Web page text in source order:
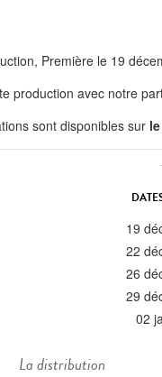
Première le 19
production avec notre
sont disponibles sur
19
22
26
29
02
La distribution